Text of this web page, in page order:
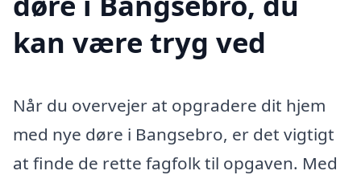
kan være tryg ved
Når du overvejer at opgradere dit hjem
med nye døre i Bangsebro, er det vigtigt
at finde de rette fagfolk til opgaven. Med